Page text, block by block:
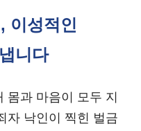
이성적인
니다
몸과 마음이 모두 지
자 낙인이 찍힌 벌금